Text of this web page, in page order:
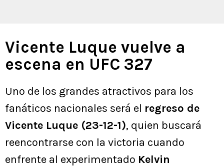
Vicente Luque vuelve a
escena en UFC 327
Uno de los grandes atractivos para los
fanáticos nacionales será el regreso de
Vicente Luque (23-12-1), quien buscará
reencontrarse con la victoria cuando
enfrente al experimentado Kelvin